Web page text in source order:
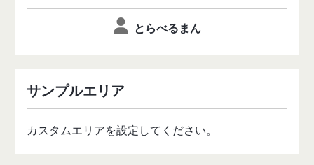
とらべるまん
サンプルエリア
カスタムエリアを設定してください。